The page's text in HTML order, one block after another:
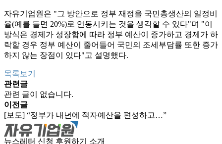
자유기업원은 "그 방안으로 정부 재정을 국민총생산의 일정비
율(예를 들면 20%)로 연동시키는 것을 생각할 수 있다"며 "이
방식은 경제가 성장함에 따라 정부 예산이 증가하고 경제가 하
락할 경우 정부 예산이 줄어들어 국민의 조세부담률 또한 증가
하지 않는 장점이 있다"고 설명했다.
목록보기
관련글
관련 글이 없습니다.
이전글
[보도] “정부가 내년에 적자예산을 편성하고…”
뉴스레터 신청 후원하기 소개